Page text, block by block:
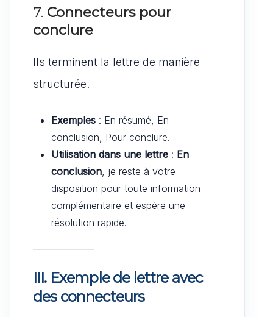
7. Connecteurs pour
conclure
Ils terminent la lettre de manière
structurée.
Exemples : En résumé, En
conclusion, Pour conclure.
Utilisation dans une lettre : En
conclusion , je reste à votre
disposition pour toute information
complémentaire et espère une
résolution rapide.
III. Exemple de lettre avec
des connecteurs